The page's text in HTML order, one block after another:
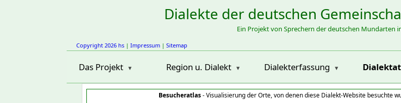
Dialekte der deutschen
Ein Projekt von Sprechern der deutschen Mundarten
Copyright 2026 hs | Impressum | Sitemap
Das Projekt Region u. Dialekt Dialekterfassung
Besucheratlas- Visualisierung der Orte, von denen diese Dialekt-Website besuchte